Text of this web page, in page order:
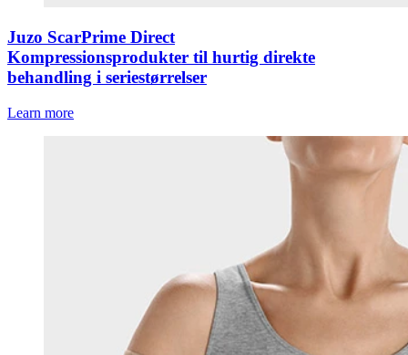
Juzo ScarPrime Direct
Kompressionsprodukter til hurtig direkte
behandling i seriestørrelser
Learn more